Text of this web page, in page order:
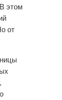
этом
от